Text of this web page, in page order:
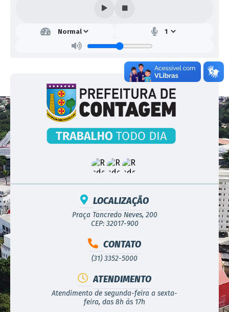
LOCALIZAÇÃO
Praça Tancredo Neves, 200
CEP: 32017-900
CONTATO
(31) 3352-5000
ATENDIMENTO
Atendimento de segunda-feira a sexta-
feira, das 8h às 17h